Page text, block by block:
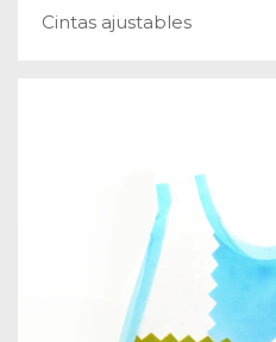
Cintas ajustables